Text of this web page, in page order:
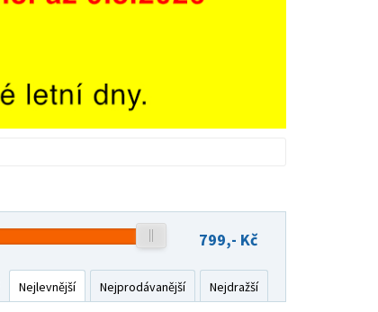
799,- Kč
Nejlevnější Nejprodávanější Nejdražší